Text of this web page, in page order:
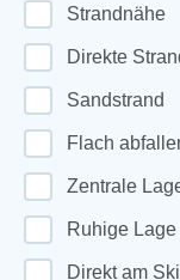
Strandnähe
Direkte
Sandstrand
Flach
Zentrale
Ruhige Lage
Direkt am